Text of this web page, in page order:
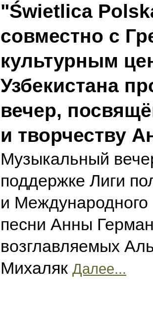
"Świetlica
совместно с
культурным
Узбекистана
вечер,
и творчеству
Музыкальный
поддержке Лиги
и
песни Анны
возглавляемых
Михаляк Далее...